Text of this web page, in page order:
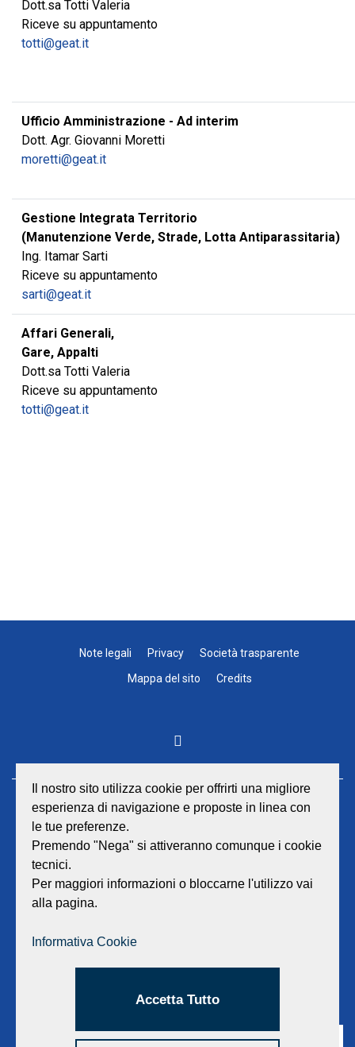
Dott.sa Totti Valeria
Riceve su appuntamento
totti@geat.it
Ufficio Amministrazione - Ad interim
Dott. Agr. Giovanni Moretti
moretti@geat.it
Gestione Integrata Territorio
(Manutenzione Verde, Strade, Lotta Antiparassitaria)
Ing. Itamar Sarti
Riceve su appuntamento
sarti@geat.it
Affari Generali,
Gare, Appalti
Dott.sa Totti Valeria
Riceve su appuntamento
totti@geat.it
Note legali Privacy
Società trasparente
Mappa del sito
Credits
GEAT Srl
Sede legale e amministrativa:
Viale Lombardia 17 - 47838 Riccione
Capitale sociale euro 12.233.943,00 I.V.
E-mail:
Il nostro sito utilizza cookie per offrirti una migliore
esperienza di navigazione e proposte in linea con
le tue preferenze.
Premendo "Nega" si attiveranno comunque i cookie
tecnici.
Per maggiori informazioni o bloccarne l'utilizzo vai
alla pagina.
Informativa Cookie
Accetta Tutto